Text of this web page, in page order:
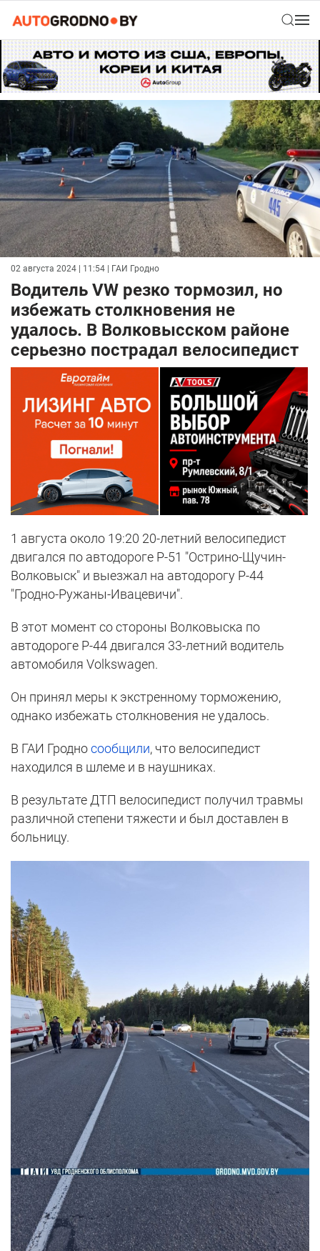
02 августа 2024 | 11:54 | ГАИ Гродно
Водитель VW резко тормозил, но
избежать столкновения не
удалось. В Волковысском районе
серьезно пострадал велосипедист
1 августа около 19:20 20-летний велосипедист
двигался по автодороге Р-51 "Острино-Щучин-
Волковыск" и выезжал на автодорогу Р-44
"Гродно-Ружаны-Ивацевичи".
В этот момент со стороны Волковыска по
автодороге Р-44 двигался 33-летний водитель
автомобиля Volkswagen.
Он принял меры к экстренному торможению,
однако избежать столкновения не удалось.
В ГАИ Гродносообщили, что велосипедист
находился в шлеме и в наушниках.
В результате ДТП велосипедист получил травмы
различной степени тяжести и был доставлен в
больницу.